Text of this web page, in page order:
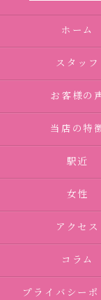
ホーム
スタッフ
お客様の
当店の特
駅近
女性
アクセス
コラム
プライバシーポ